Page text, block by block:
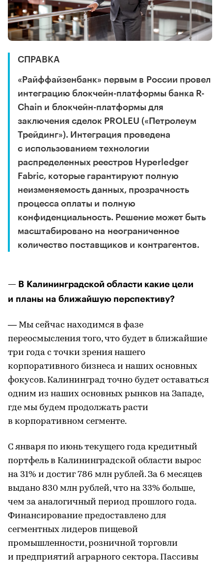
СПРАВКА
«Райффайзенбанк» первым в России провел
интеграцию блокчейн-платформы банка R-
Chain и блокчейн-платформы для
заключения сделок PROLEU («Петролеум
Трейдинг»). Интеграция проведена
с использованием технологии
распределенных реестров Hyperledger
Fabric, которые гарантируют полную
неизменяемость данных, прозрачность
процесса оплаты и полную
конфиденциальность. Решение может быть
масштабировано на неограниченное
количество поставщиков и контрагентов.
— В Калининградской области какие цели
и планы на ближайшую перспективу?
— Мы сейчас находимся в фазе
переосмысления того, что будет в ближайшие
три года с точки зрения нашего
корпоративного бизнеса и наших основных
фокусов. Калининград точно будет оставаться
одним из наших основных рынков на Западе,
где мы будем продолжать расти
в корпоративном сегменте.
С января по июнь текущего года кредитный
портфель в Калининградской области вырос
на 31% и достиг 786 млн рублей. За 6 месяцев
выдано 830 млн рублей, что на 33% больше,
чем за аналогичный период прошлого года.
Финансирование предоставлено для
сегментных лидеров пищевой
промышленности, розничной торговли
и предприятий аграрного сектора. Пассивы